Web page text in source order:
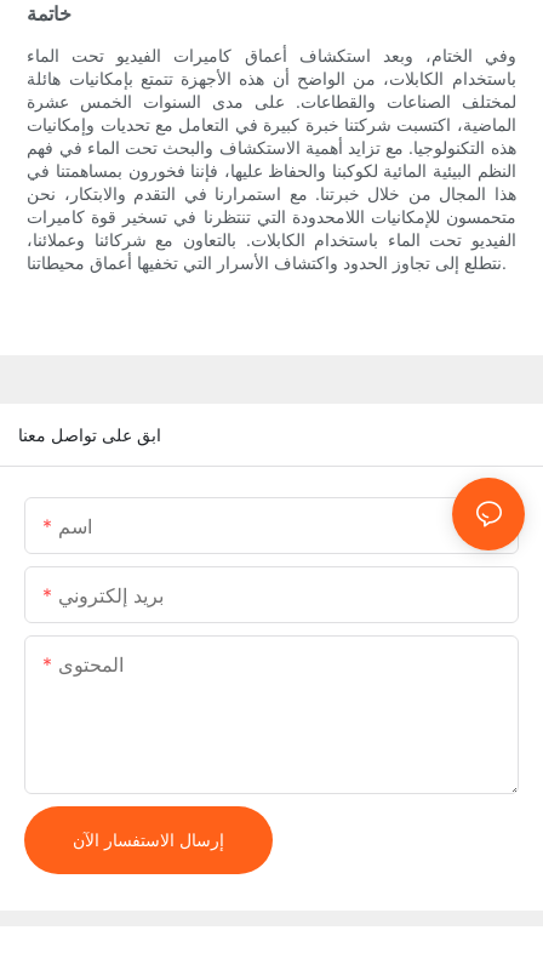
خاتمة
وفي الختام، وبعد استكشاف أعماق كاميرات الفيديو تحت الماء
باستخدام الكابلات، من الواضح أن هذه الأجهزة تتمتع بإمكانيات هائلة
لمختلف الصناعات والقطاعات. على مدى السنوات الخمس عشرة
الماضية، اكتسبت شركتنا خبرة كبيرة في التعامل مع تحديات وإمكانيات
هذه التكنولوجيا. مع تزايد أهمية الاستكشاف والبحث تحت الماء في فهم
النظم البيئية المائية لكوكبنا والحفاظ عليها، فإننا فخورون بمساهمتنا في
هذا المجال من خلال خبرتنا. مع استمرارنا في التقدم والابتكار، نحن
متحمسون للإمكانيات اللامحدودة التي تنتظرنا في تسخير قوة كاميرات
الفيديو تحت الماء باستخدام الكابلات. بالتعاون مع شركائنا وعملائنا،
نتطلع إلى تجاوز الحدود واكتشاف الأسرار التي تخفيها أعماق محيطاتنا.
ابق على تواصل معنا
اسم
بريد إلكتروني
المحتوى
إرسال الاستفسار الآن